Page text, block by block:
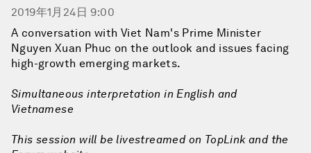
2019年1月24日 9:00
A conversation with Viet Nam's Prime Minister
Nguyen Xuan Phuc on the outlook and issues facing
high-growth emerging markets.
Simultaneous interpretation in English and
Vietnamese
This session will be livestreamed on TopLink and the